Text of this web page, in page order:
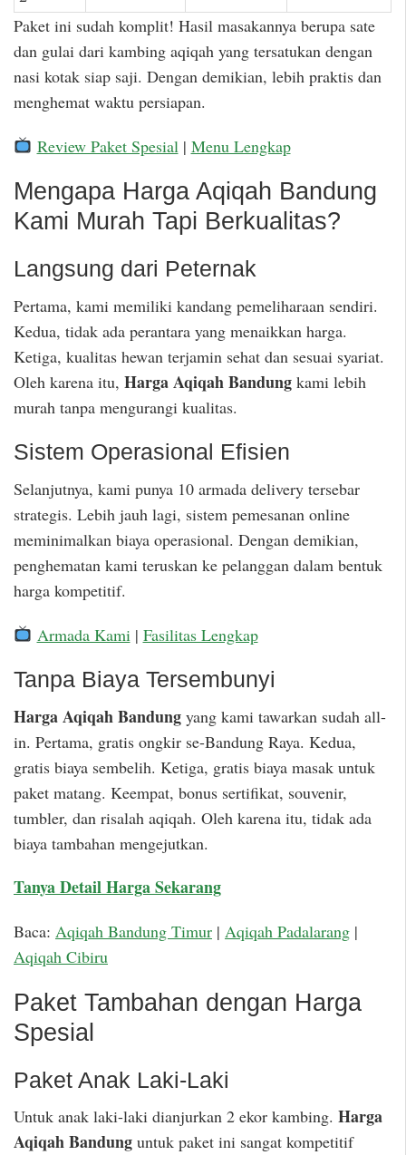
Paket ini sudah komplit! Hasil masakannya berupa sate
dan gulai dari kambing aqiqah yang tersatukan dengan
nasi kotak siap saji. Dengan demikian, lebih praktis dan
menghemat waktu persiapan.
Review Paket Spesial | Menu Lengkap
Mengapa Harga Aqiqah Bandung
Kami Murah Tapi Berkualitas?
Langsung dari Peternak
Pertama, kami memiliki kandang pemeliharaan sendiri.
Kedua, tidak ada perantara yang menaikkan harga.
Ketiga, kualitas hewan terjamin sehat dan sesuai syariat.
Oleh karena itu, Harga Aqiqah Bandung kami lebih
murah tanpa mengurangi kualitas.
Sistem Operasional Efisien
Selanjutnya, kami punya 10 armada delivery tersebar
strategis. Lebih jauh lagi, sistem pemesanan online
meminimalkan biaya operasional. Dengan demikian,
penghematan kami teruskan ke pelanggan dalam bentuk
harga kompetitif.
Armada Kami | Fasilitas Lengkap
Tanpa Biaya Tersembunyi
Harga Aqiqah Bandung yang kami tawarkan sudah all-
in. Pertama, gratis ongkir se-Bandung Raya. Kedua,
gratis biaya sembelih. Ketiga, gratis biaya masak untuk
paket matang. Keempat, bonus sertifikat, souvenir,
tumbler, dan risalah aqiqah. Oleh karena itu, tidak ada
biaya tambahan mengejutkan.
Tanya Detail Harga Sekarang
Baca: Aqiqah Bandung Timur | Aqiqah Padalarang |
Aqiqah Cibiru
Paket Tambahan dengan Harga
Spesial
Paket Anak Laki-Laki
Untuk anak laki-laki dianjurkan 2 ekor kambing. Harga
Aqiqah Bandung untuk paket ini sangat kompetitif